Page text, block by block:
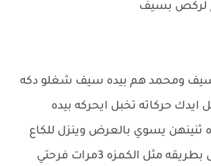
لركص بسيف
ومحمد هم بيده سيف شغلو دكه
ايدك حركاته تخبل ايحركه بيده
ثنينهن يسوي بالعرض وينزل للكاع
ويكوم ويرجع ينزل بطريقه مثل الكمزه 3مرات فرحتي